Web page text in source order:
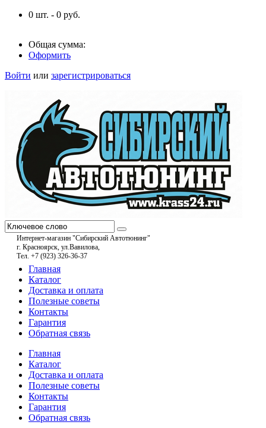
0 шт. - 0 руб.
Общая сумма:
Оформить
Войти или зарегистрироваться
Интернет-магазин "Сибирский Автотюнинг"
г. Красноярск, ул.Вавилова,
Тел. +7 (923) 326-36-37
Главная
Каталог
Доставка и оплата
Полезные советы
Контакты
Гарантия
Обратная связь
Главная
Каталог
Доставка и оплата
Полезные советы
Контакты
Гарантия
Обратная связь